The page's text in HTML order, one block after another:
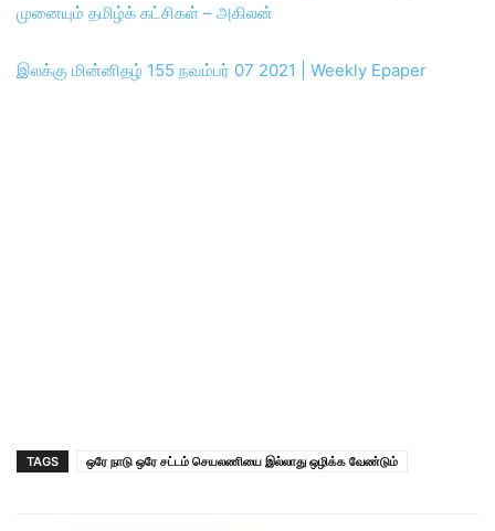
முனையும் தமிழ்க் கட்சிகள் – அகிலன்
இலக்கு மின்னிதழ் 155 நவம்பர் 07 2021 | Weekly Epaper
TAGS ஒரே நாடு ஒரே சட்டம் செயலணியை இல்லாது ஒழிக்க வேண்டும்